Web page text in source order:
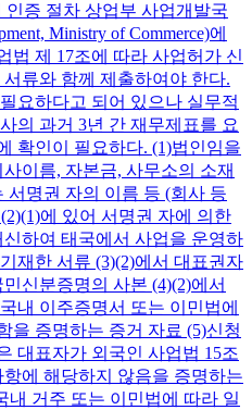
인증 절차 상업부 사업개발국
Ministry of Commerce)에
법 제 17조에 따라 사업허가 신
류와 함께 제출하여야 한다.
요하다고 되어 있으나 실무적
의 과거 3년 간 재무제표를 요
확인이 필요하다. (1)법인임을
이름, 자본금, 사무소의 소재
서명권 자의 이름 등 (회사 등
에 있어 서명권 자에 의한
하여 태국에서 사업을 운영하
재한 서류 (3)(2)에서 대표권자
신분증명의 사본 (4)(2)에서
내 이주증명서 또는 이민법에
을 증명하는 증거 자료 (5)신청
대표자가 외국인 사업법 15조
에 해당하지 않음을 증명하는
내 거주 또는 이민법에 따라 일